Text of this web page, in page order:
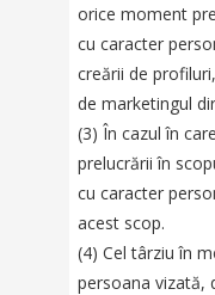
orice moment
cu caracter
creării de
de marketingul
(3) În cazul în
prelucrării în
cu caracter
acest scop.
(4) Cel târziu în
persoana vizată,